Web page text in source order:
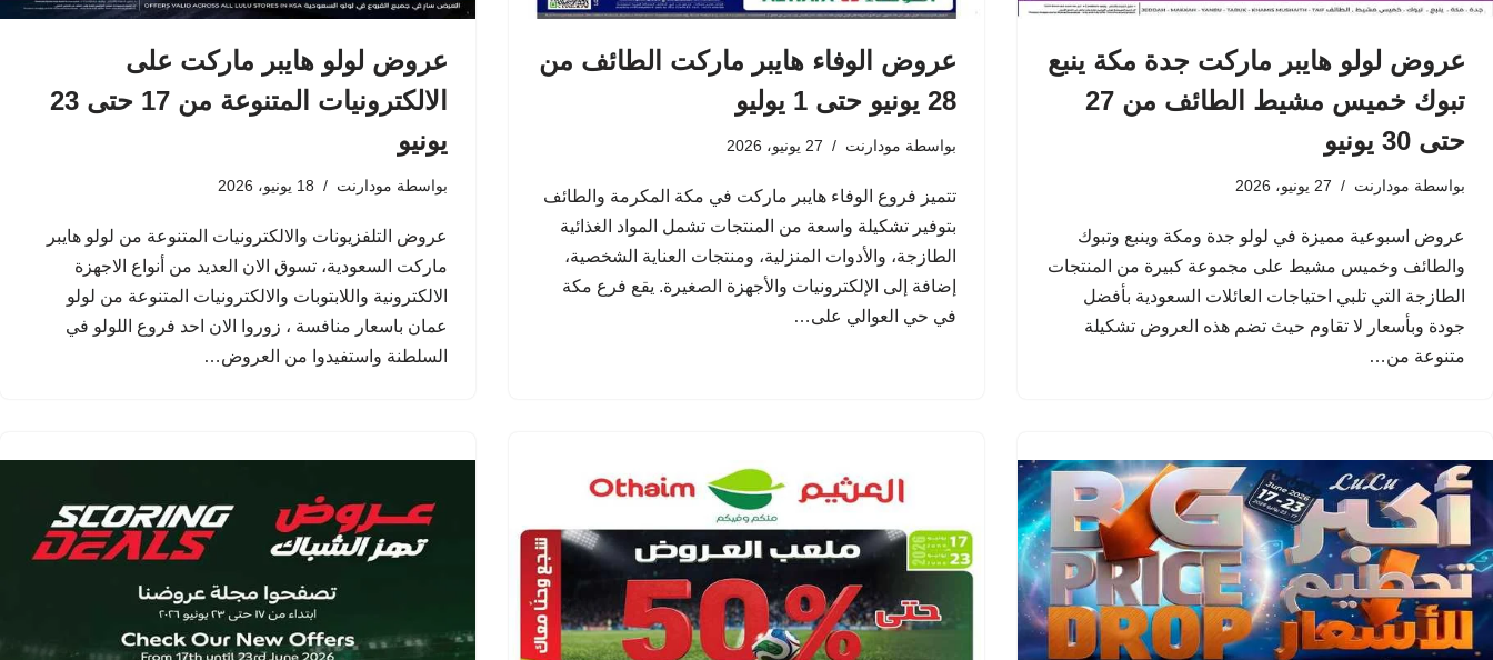
عروض لولو هايبر ماركت جدة مكة ينبع
تبوك خميس مشيط الطائف من 27
حتى 30 يونيو
بواسطة مودارنت 27 يونيو، 2026
عروض اسبوعية مميزة في لولو جدة ومكة وينبع وتبوك
والطائف وخميس مشيط على مجموعة كبيرة من المنتجات
الطازجة التي تلبي احتياجات العائلات السعودية بأفضل
جودة وبأسعار لا تقاوم حيث تضم هذه العروض تشكيلة
متنوعة من…
عروض الوفاء هايبر ماركت الطائف من
28 يونيو حتى 1 يوليو
بواسطة مودارنت 27 يونيو، 2026
تتميز فروع الوفاء هايبر ماركت في مكة المكرمة والطائف
بتوفير تشكيلة واسعة من المنتجات تشمل المواد الغذائية
الطازجة، والأدوات المنزلية، ومنتجات العناية الشخصية،
إضافة إلى الإلكترونيات والأجهزة الصغيرة. يقع فرع مكة
في حي العوالي على…
عروض لولو هايبر ماركت على
الالكترونيات المتنوعة من 17 حتى 23
يونيو
بواسطة مودارنت 18 يونيو، 2026
عروض التلفزيونات والالكترونيات المتنوعة من لولو هايبر
ماركت السعودية، تسوق الان العديد من أنواع الاجهزة
الالكترونية واللابتوبات والالكترونيات المتنوعة من لولو
عمان باسعار منافسة ، زوروا الان احد فروع اللولو في
السلطنة واستفيدوا من العروض…